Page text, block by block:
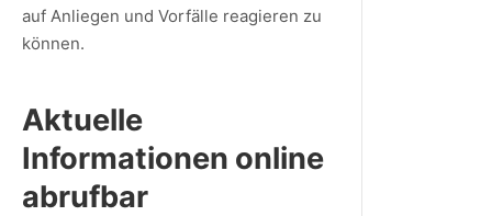
auf Anliegen und Vorfälle reagieren zu
können.
Aktuelle
Informationen online
abrufbar